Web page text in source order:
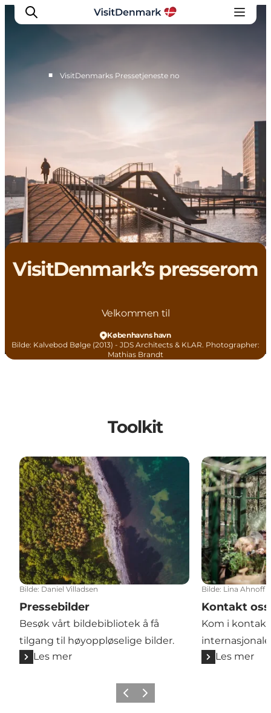
Pressetjeneste
■ VisitDenmarks Pressetjeneste no
VisitDenmark’s presserom
Velkommen til
Københavns havn
Bilde: Kalvebod Bølge (2013) - JDS Architects & KLAR. Photographer:
Mathias Brandt
Toolkit
Pressebilder
Bilde: Daniel Villadsen
Pressebilder
Besøk vårt bildebibliotek å få
tilgang til høyoppløselige bilder.
Les mer
Kontakt oss
Bilde: Lina Ahnoff
Kontakt oss
Kom i
Les mer
ForrigeNeste